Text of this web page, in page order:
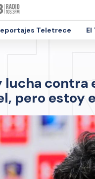
Teletrece El
contra
pero estoy